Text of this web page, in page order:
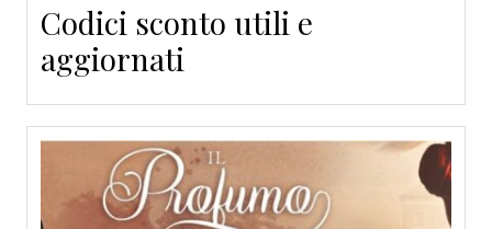
Codici sconto utili e
aggiornati